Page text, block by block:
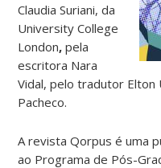
Claudia Suriani, da
University College
London,pela
escritora Nara
Vidal, pelo tradutor Elton
Pacheco.
A revista Qorpus é uma
ao Programa de Pós-